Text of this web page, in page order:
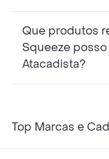
Que produtos
Squeeze
Atacadista?
Top Marcas e